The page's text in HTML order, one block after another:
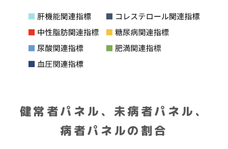
健常者パネル、未病者パネル、
病者パネルの割合